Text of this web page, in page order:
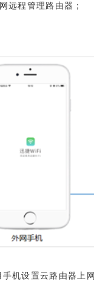
远程管理路由器；
机设置云路由器上